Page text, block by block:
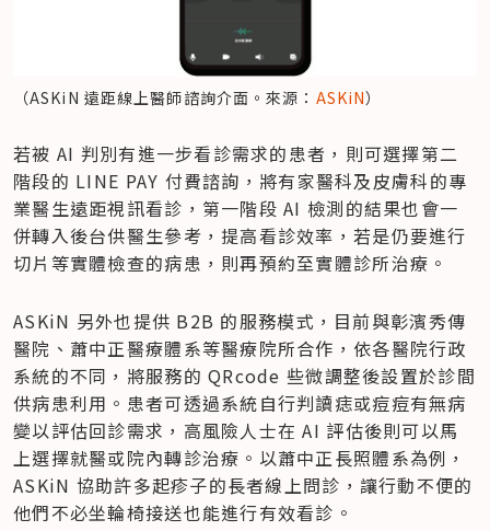
（ASKiN 遠距線上醫師諮詢介面。來源： ASKiN）
​若被 AI 判別有進一步看診需求的患者，則可選擇第二
階段的 LINE PAY 付費諮詢，將有家醫科及皮膚科的專
業醫生遠距視訊看診，第一階段 AI 檢測的結果也會一
併轉入後台供醫生參考，提高看診效率，若是仍要進行
切片等實體檢查的病患，則再預約至實體診所治療。
ASKiN 另外也提供 B2B 的服務模式，目前與彰濱秀傳
醫院、蕭中正醫療體系等醫療院所合作，依各醫院行政
系統的不同，將服務的 QRcode 些微調整後設置於診間
供病患利用。患者可透過系統自行判讀痣或痘痘有無病
變以評估回診需求，高風險人士在 AI 評估後則可以馬
上選擇就醫或院內轉診治療。以蕭中正長照體系為例，
ASKiN 協助許多起疹子的長者線上問診，讓行動不便的
他們不必坐輪椅接送也能進行有效看診。